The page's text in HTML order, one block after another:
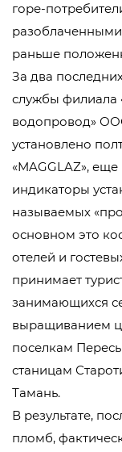
горе-
раньше
За два
службы филиала
водопровод»
установлено
«MAGGLAZ»,
индикаторы
называемых
основном это
отелей и
принимает
занимающихся
выращиванием
поселкам
станицам
Тамань.
В результате,
пломб,